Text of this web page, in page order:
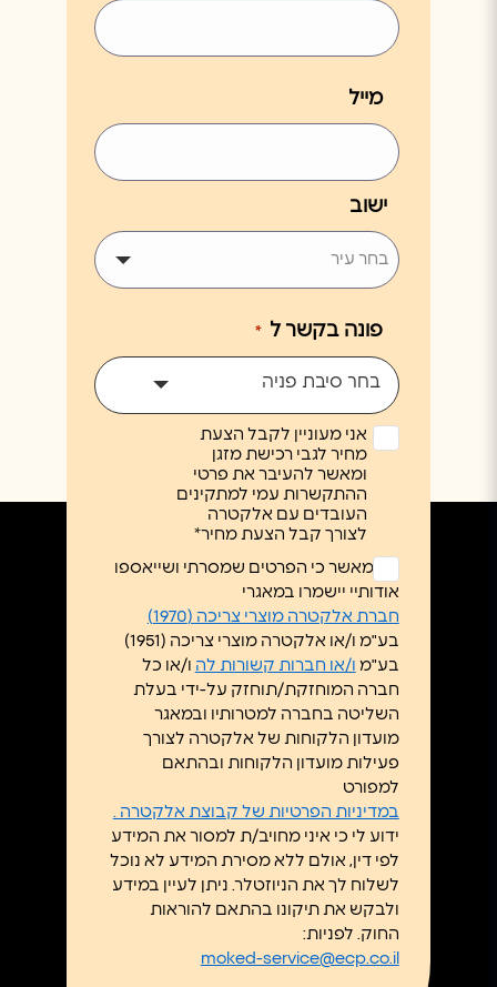
מייל
ישוב
פונה בקשר ל *
בחר סיבת פניה
אני מעוניין לקבל הצעת
מחיר לגבי רכישת מזגן
ומאשר להעיבר את פרטי
ההתקשרות עמי למתקינים
העובדים עם אלקטרה
לצורך קבל הצעת מחיר*
ללא
כותרת
*
אני מאשר כי הפרטים שמסרתי ושייאספו
אודותיי יישמרו במאגרי
חברת אלקטרה מוצרי צריכה (1970)
בע"מ ו/או אלקטרה מוצרי צריכה (1951)
בע"מ ו/או חברות קשורות לה ו/או כל
חברה המוחזקת/תוחזק על-ידי בעלת
השליטה בחברה למטרותיו ובמאגר
מועדון הלקוחות של אלקטרה לצורך
פעילות מועדון הלקוחות ובהתאם
למפורט
במדיניות הפרטיות של קבוצת אלקטרה .
ידוע לי כי איני מחויב/ת למסור את המידע
לפי דין, אולם ללא מסירת המידע לא נוכל
לשלוח לך את הניוזטלר. ניתן לעיין במידע
ולבקש את תיקונו בהתאם להוראות
החוק. לפניות:
moked-service@ecp.co.il